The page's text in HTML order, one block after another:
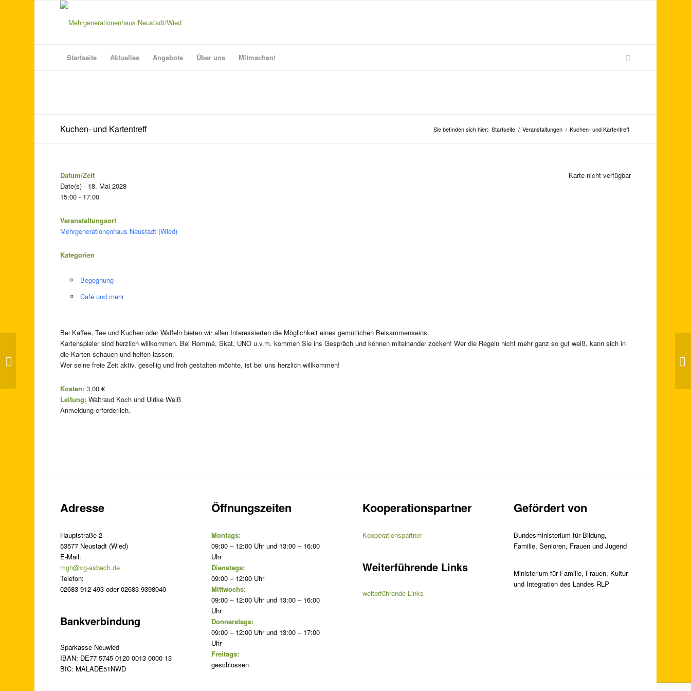
Startseite Aktuelles Angebote Über uns Mitmachen!
Kuchen- und Kartentreff Sie befinden sich hier: Startseite / Veranstaltungen / Kuchen- und Kartentreff
Karte nicht verfügbar
Datum/Zeit
Date(s) - 18. Mai 2028
15:00 - 17:00
Veranstaltungsort
Mehrgenerationenhaus Neustadt (Wied)
Kategorien
Begegnung
Café und mehr
Bei Kaffee, Tee und Kuchen oder Waffeln bieten wir allen Interessierten die Möglichkeit eines gemütlichen Beisammenseins.
Kartenspieler sind herzlich willkommen. Bei Rommé, Skat, UNO u.v.m. kommen Sie ins Gespräch und können miteinander zocken! Wer die Regeln nicht mehr ganz so gut weiß, kann sich in
die Karten schauen und helfen lassen.
Wer seine freie Zeit aktiv, gesellig und froh gestalten möchte, ist bei uns herzlich willkommen!
Kosten:3,00 €
Leitung:Waltraud Koch und Ulrike Weiß
Anmeldung erforderlich.
Adresse
Hauptstraße 2
53577 Neustadt (Wied)
E-Mail:
mgh@vg-asbach.de
Telefon:
02683 912 493 oder 02683 9398040
Bankverbindung
Sparkasse Neuwied
IBAN: DE77 5745 0120 0013 0000 13
BIC: MALADE51NWD
Öffnungszeiten
Montags:
09:00 – 12:00 Uhr und 13:00 – 16:00
Uhr
Dienstags:
09:00 – 12:00 Uhr
Mittwochs:
09:00 – 12:00 Uhr und 13:00 – 16:00
Uhr
Donnerstags:
09:00 – 12:00 Uhr und 13:00 – 17:00
Uhr
Freitags:
geschlossen
Kooperationspartner
Kooperationspartner
Weiterführende Links
weiterführende Links
Gefördert von
Bundesministerium für Bildung,
Familie, Senioren, Frauen und Jugend
Ministerium für Familie, Frauen, Kultur
und Integration des Landes RLP